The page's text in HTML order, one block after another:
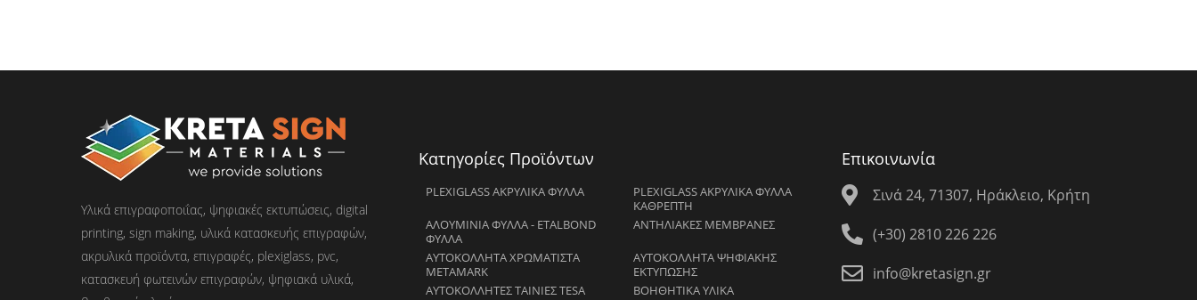
Υλικά επιγραφοποιΐας, ψηφιακές εκτυπώσεις, digital
printing, sign making, υλικά κατασκευής επιγραφών,
ακρυλικά προϊόντα, επιγραφές, plexiglass, pvc,
κατασκευή φωτεινών επιγραφών, ψηφιακά υλικά,
Κατηγορίες Προϊόντων
PLEXIGLASS ΑΚΡΥΛΙΚΑ ΦΥΛΛΑ
PLEXIGLASS ΑΚΡΥΛΙΚΑ ΦΥΛΛΑ
ΚΑΘΡΕΠΤΗ
ΑΛΟΥΜΙΝΙΑ ΦΥΛΛΑ - ETALBOND
ΦΥΛΛΑ
ΑΝΤΗΛΙΑΚΕΣ ΜΕΜΒΡΑΝΕΣ
ΑΥΤΟΚΟΛΛΗΤΑ ΧΡΩΜΑΤΙΣΤΑ
METAMARK
ΑΥΤΟΚΟΛΛΗΤΑ ΨΗΦΙΑΚΗΣ
ΕΚΤΥΠΩΣΗΣ
ΑΥΤΟΚΟΛΛΗΤΕΣ ΤΑΙΝΙΕΣ TESA
ΒΟΗΘΗΤΙΚΑ ΥΛΙΚΑ
Επικοινωνία
Σινά 24, 71307, Ηράκλειο, Κρήτη
(+30) 2810 226 226
info@kretasign.gr